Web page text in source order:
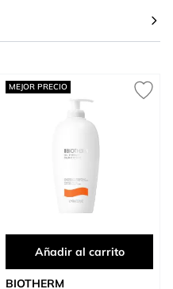
MEJOR PRECIO
Añadir al carrito
BIOTHERM